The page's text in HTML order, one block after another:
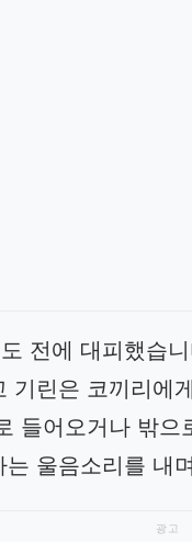
전에 대피했습
기린은 코끼리에
들어오거나 밖
울음소리를 내
광고